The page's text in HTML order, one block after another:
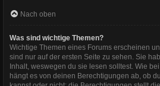
Nach oben
Was sind wichtige Themen?
Wichtige Themen eines Forums erscheinen
sind nur auf der ersten Seite zu sehen. Sie
Inhalt, weswegen du sie lesen solltest. Wie
hängt es von deinen Berechtigungen ab, ob